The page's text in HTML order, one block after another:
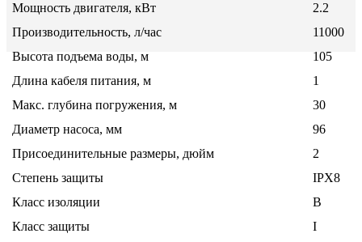
Мощность двигателя, кВт
2.2
Производительность, л/час
11000
Высота подъема воды, м
105
Длина кабеля питания, м
1
Макс. глубина погружения, м
30
Диаметр насоса, мм
96
Присоединительные размеры, дюйм
2
Степень защиты
IPX8
Класс изоляции
B
Класс защиты
I